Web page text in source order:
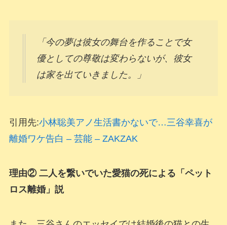
「今の夢は彼女の舞台を作ることで女
優としての尊敬は変わらないが、彼女
は家を出ていきました。」
引用先:小林聡美アノ生活書かないで…三谷幸喜が
離婚ワケ告白 – 芸能 – ZAKZAK
理由② 二人を繋いでいた愛猫の死による「ペット
ロス離婚」説